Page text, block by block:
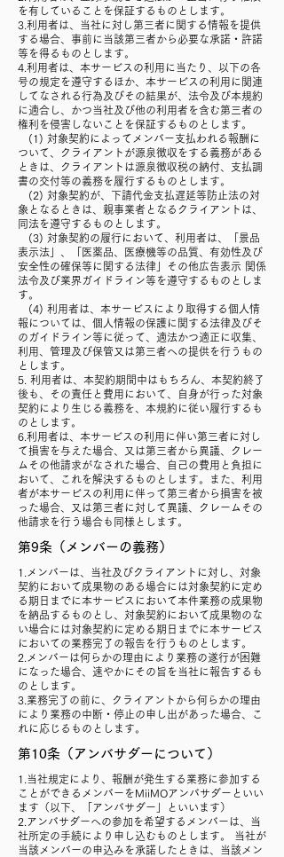
を有していることを保証するものとします。
3.利用者は、当社に対し第三者に関する情報を提供
する場合、事前に当該第三者から必要な承諾・許諾
等を得るものとします。
4.利用者は、本サービスの利用に当たり、以下の各
号の規定を遵守するほか、本サービスの利用に関連
してなされる行為及びその結果が、法令及び本規約
に適合し、かつ当社及び他の利用者を含む第三者の
権利を侵害しないことを保証するものとします。
(1) 対象契約によってメンバー支払われる報酬に
ついて、クライアントが源泉徴収をする義務がある
ときは、クライアントは源泉徴収税の納付、支払調
書の交付等の義務を履行するものとします。
(2) 対象契約が、下請代金支払遅延等防止法の対
象となるときは、親事業者となるクライアントは、
同法を遵守するものとします。
(3) 対象契約の履行において、利用者は、「景品
表示法」、「医薬品、医療機等の品質、有効性及び
安全性の確保等に関する法律」その他広告表示 関係
法令及び業界ガイドライン等を遵守するものとしま
す。
(4) 利用者は、本サービスにより取得する個人情
報については、個人情報の保護に関する法律及びそ
のガイドライン等に従って、適法かつ適正に収集、
利用、管理及び保管又は第三者への提供を行うもの
とします。
5. 利用者は、本契約期間中はもちろん、本契約終了
後も、その責任と費用において、自身が行った対象
契約により生じる義務を、本規約に従い履行するも
のとします。
6.利用者は、本サービスの利用に伴い第三者に対し
て損害を与えた場合、又は第三者から異議、クレー
ムその他請求がなされた場合、自己の費用と負担に
おいて、これを解決するものとします。また、利用
者が本サービスの利用に伴って第三者から損害を被
った場合、又は第三者に対して異議、クレームその
他請求を行う場合も同様とします。
第9条（メンバーの義務）
1.メンバーは、当社及びクライアントに対し、対象
契約において成果物のある場合には対象契約に定め
る期日までに本サービスにおいて本件業務の成果物
を納品するものとし、対象契約において成果物のな
い場合には対象契約に定める期日までに本サービス
においての業務完了の報告を行うものとします。
2.メンバーは何らかの理由により業務の遂行が困難
になった場合、速やかにその旨を当社に報告するも
のとします。
3.業務完了の前に、クライアントから何らかの理由
により業務の中断・停止の申し出があった場合、こ
れに応じるものとします。
第10条（アンバサダーについて）
1.当社規定により、報酬が発生する業務に参加する
ことができるメンバーをMiiMOアンバサダーといい
ます（以下、「アンバサダー」といいます）
2.アンバサダーへの参加を希望するメンバーは、当
社所定の手続により申し込むものとします。 当社が
当該メンバーの申込みを承諾したときは、当該メン